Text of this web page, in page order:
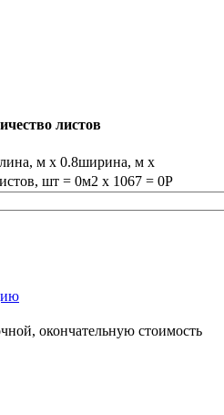
листов
м x 0.8ширина, м x
шт = 0м2 x 1067 = 0Р
окончательную стоимость